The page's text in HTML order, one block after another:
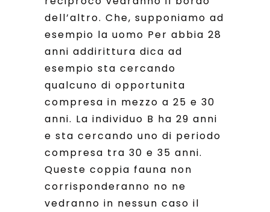
dell’altro. Che, supponiamo ad
esempio la uomo Per abbia 28
anni addirittura dica ad
esempio sta cercando
qualcuno di opportunita
compresa in mezzo a 25 e 30
anni. La individuo B ha 29 anni
e sta cercando uno di periodo
compresa tra 30 e 35 anni.
Queste coppia fauna non
corrisponderanno no ne
vedranno in nessun caso il